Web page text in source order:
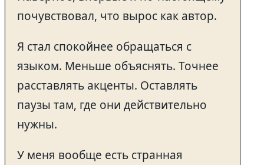
почувствовал, что вырос как автор.
Я стал спокойнее обращаться с
языком. Меньше объяснять. Точнее
расставлять акценты. Оставлять
паузы там, где они действительно
нужны.
У меня вообще есть странная